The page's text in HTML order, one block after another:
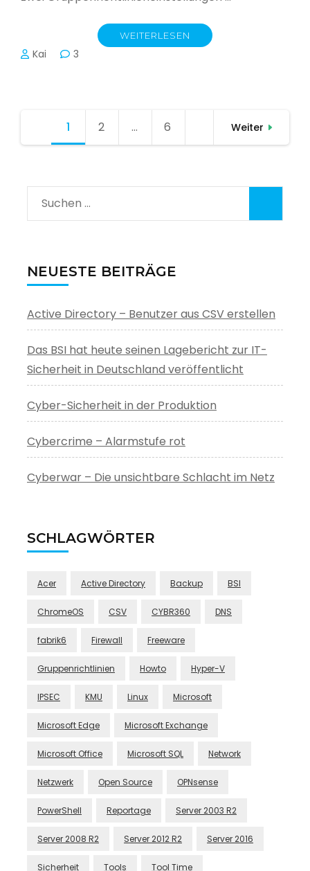
WEITERLESEN
Kai 3
Seitennummerierung
1 Seite
2 … Seite
6 Weiter
Suchen
nach:
NEUESTE BEITRÄGE
Active Directory – Benutzer aus CSV erstellen
Das BSI hat heute seinen Lagebericht zur IT-
Sicherheit in Deutschland veröffentlicht
Cyber-Sicherheit in der Produktion
Cybercrime – Alarmstufe rot
Cyberwar – Die unsichtbare Schlacht im Netz
SCHLAGWÖRTER
Acer Active Directory Backup BSI
ChromeOS CSV CYBR360 DNS
fabrik6 Firewall Freeware
Gruppenrichtlinien Howto Hyper-V
IPSEC KMU Linux Microsoft
Microsoft Edge Microsoft Exchange
Microsoft Office Microsoft SQL Network
Netzwerk Open Source OPNsense
PowerShell Reportage Server 2003 R2
Server 2008 R2 Server 2012 R2 Server 2016
Sicherheit Tools Tool Time